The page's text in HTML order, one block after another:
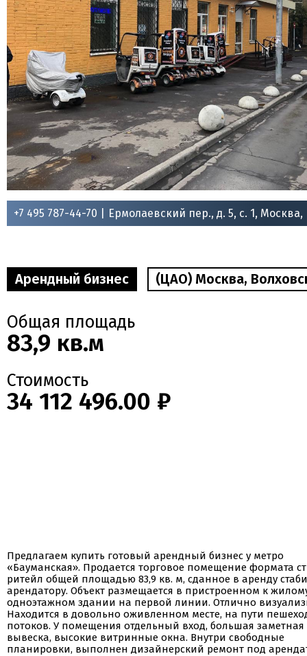
+7 495 787-44-70 | Ермолаевский пер., д. 5, с. 1, Москва,
Арендный бизнес (ЦАО) Москва,
Общая площадь
83,9 кв.м
Стоимость
34 112 496.00 ₽
Предлагаем купить готовый арендный бизнес у метро
«Бауманская». Продается торговое помещение формата
ритейл общей площадью 83,9 кв. м, сданное в аренду
арендатору. Объект размещается в пристроенном к
одноэтажном здании на первой линии. Отлично
Находится в довольно оживленном месте, на пути
потоков. У помещения отдельный вход, большая заметная
вывеска, высокие витринные окна. Внутри свободные
планировки, выполнен дизайнерский ремонт под